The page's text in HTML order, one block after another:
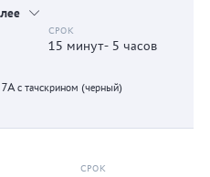
15 минут- 5 часов
с тачскрином (черный)